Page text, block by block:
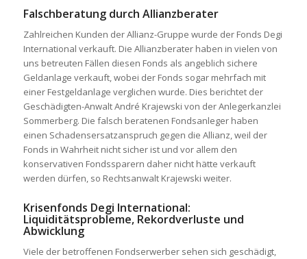
Falschberatung durch Allianzberater
Zahlreichen Kunden der Allianz-Gruppe wurde der Fonds Degi
International verkauft. Die Allianzberater haben in vielen von
uns betreuten Fällen diesen Fonds als angeblich sichere
Geldanlage verkauft, wobei der Fonds sogar mehrfach mit
einer Festgeldanlage verglichen wurde. Dies berichtet der
Geschädigten-Anwalt André Krajewski von der Anlegerkanzlei
Sommerberg. Die falsch beratenen Fondsanleger haben
einen Schadensersatzanspruch gegen die Allianz, weil der
Fonds in Wahrheit nicht sicher ist und vor allem den
konservativen Fondssparern daher nicht hätte verkauft
werden dürfen, so Rechtsanwalt Krajewski weiter.
Krisenfonds Degi International:
Liquiditätsprobleme, Rekordverluste und
Abwicklung
Viele der betroffenen Fondserwerber sehen sich geschädigt,